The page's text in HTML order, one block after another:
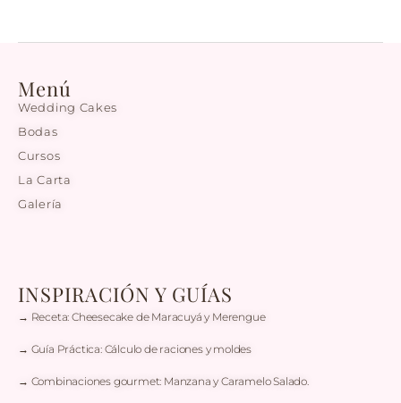
Menú
Wedding Cakes
Bodas
Cursos
La Carta
Galería
INSPIRACIÓN Y GUÍAS
→ Receta: Cheesecake de Maracuyá y Merengue
→ Guía Práctica: Cálculo de raciones y moldes
→ Combinaciones gourmet: Manzana y Caramelo Salado.